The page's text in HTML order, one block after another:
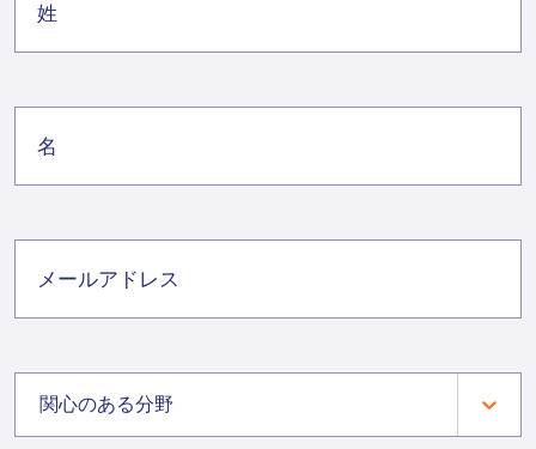
関心のある分野